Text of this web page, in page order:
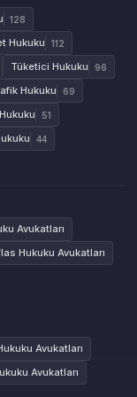
128
Hukuku 112
Tüketici Hukuku 96
Hukuku 69
51
44
Avukatları
Hukuku Avukatları
Avukatları
Avukatları